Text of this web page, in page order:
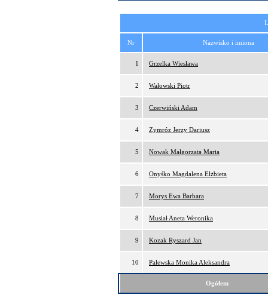
Nr Nazwisko i imiona
1 Grzelka Wiesława
2 Wałowski Piotr
3 Czerwiński Adam
4 Zymróz Jerzy Dariusz
5 Nowak Małgorzata Maria
6 Onyśko Magdalena Elżbieta
7 Morys Ewa Barbara
8 Musiał Aneta Weronika
9 Kozak Ryszard Jan
10 Palewska Monika Aleksandra
Ogółem